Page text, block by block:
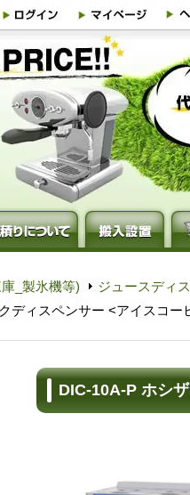
_製氷機等) ジュースディ
ディスペンサー <アイスコー
DIC-10A-P ホシ